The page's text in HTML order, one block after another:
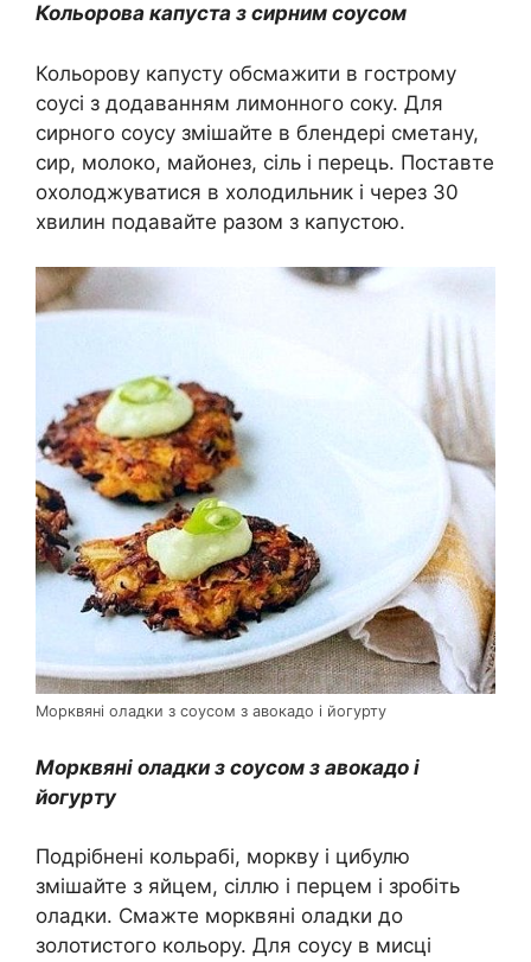
Кольорова капуста з сирним соусом
Кольорову капусту обсмажити в гострому
соусі з додаванням лимонного соку. Для
сирного соусу змішайте в блендері сметану,
сир, молоко, майонез, сіль і перець. Поставте
охолоджуватися в холодильник і через 30
хвилин подавайте разом з капустою.
Морквяні оладки з соусом з авокадо і йогурту
Морквяні оладки з соусом з авокадо і
йогурту
Подрібнені кольрабі, моркву і цибулю
змішайте з яйцем, сіллю і перцем і зробіть
оладки. Смажте морквяні оладки до
золотистого кольору. Для соусу в мисці